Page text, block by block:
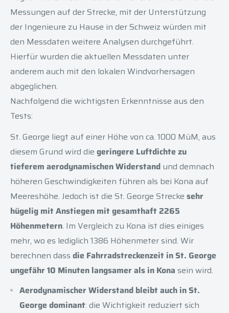
Messungen auf der Strecke, mit der Unterstützung
der Ingenieure zu Hause in der Schweiz würden mit
den Messdaten weitere Analysen durchgeführt.
Hierfür wurden die aktuellen Messdaten unter
anderem auch mit den lokalen Windvorhersagen
abgeglichen.
Nachfolgend die wichtigsten Erkenntnisse aus den
Tests:
St. George liegt auf einer Höhe von ca. 1000 MüM, aus
diesem Grund wird die geringere Luftdichte zu
tieferem aerodynamischen Widerstand und demnach
höheren Geschwindigkeiten führen als bei Kona auf
Meereshöhe. Jedoch ist die St. George Strecke sehr
hügelig mit Anstiegen mit gesamthaft 2265
Höhenmetern. Im Vergleich zu Kona ist dies einiges
mehr, wo es lediglich 1386 Höhenmeter sind. Wir
berechnen dass die Fahrradstreckenzeit in St. George
ungefähr 10 Minuten langsamer als in Kona sein wird.
Aerodynamischer Widerstand bleibt auch in St.
George dominant: die Wichtigkeit reduziert sich